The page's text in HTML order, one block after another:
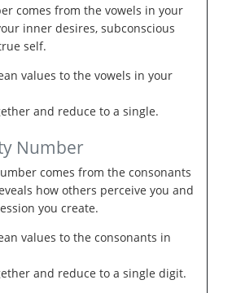
comes from the vowels in your
inner desires, subconscious
self.
values to the vowels in your
and reduce to a single.
Number
comes from the consonants
how others perceive you and
you create.
values to the consonants in
and reduce to a single digit.